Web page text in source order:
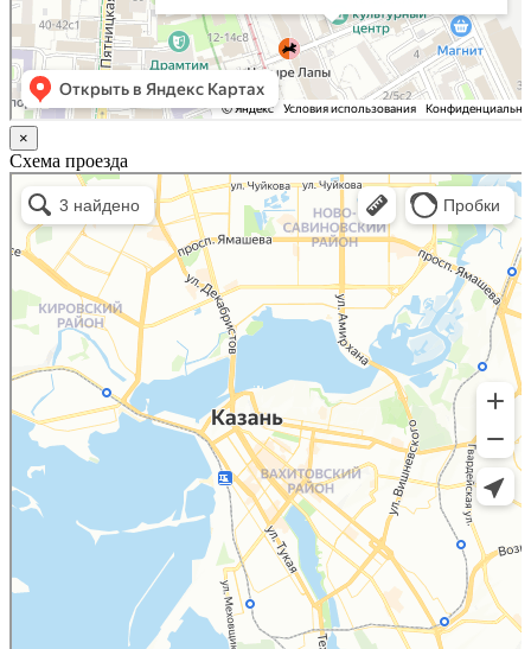
×
Схема проезда
Казань
Малый Татарский переулок, 8 на карте Москвы, ближайшее метро Новокузнецкая —
Яндекс.Карты